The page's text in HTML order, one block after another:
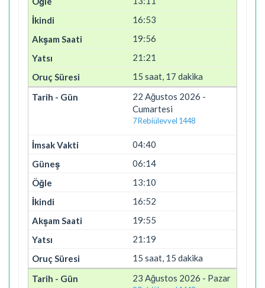
16:53
19:56
21:21
15 saat, 17 dakika
22 Ağustos 2026 -
Cumartesi
7 Rebiülevvel 1448
04:40
06:14
13:10
16:52
19:55
21:19
15 saat, 15 dakika
23 Ağustos 2026 - Pazar